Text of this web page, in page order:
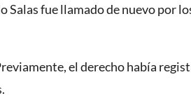
Salas fue llamado de nuevo por
el derecho había